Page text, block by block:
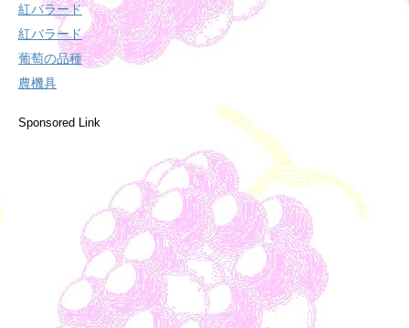
紅バラード
紅バラード
葡萄の品種
農機具
Sponsored Link